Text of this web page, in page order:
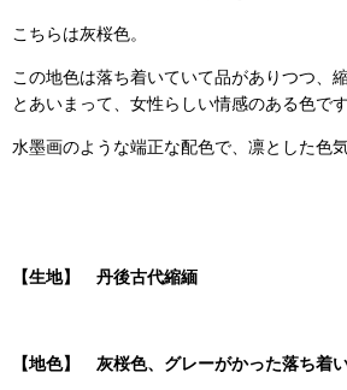
こちらは灰桜色。
この地色は落ち着いていて品がありつつ、
とあいまって、女性らしい情感のある色です
水墨画のような端正な配色で、凛とした色
【生地】 丹後古代縮緬
【地色】 灰桜色、グレーがかった落ち着